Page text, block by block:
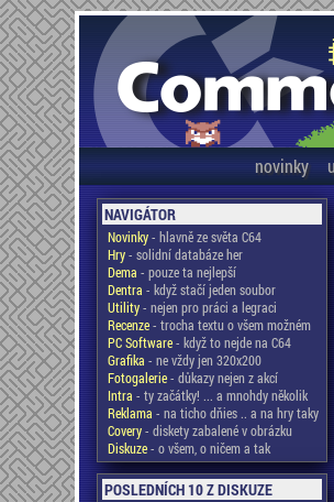
novinky
NAVIGÁTOR
Novinky- hlavně ze světa C64
Hry- solidní databáze her
Dema - pouze ta nejlepší
Dentra - když stačí jeden soubor
Utility- nejen pro práci a legraci
Recenze- trocha textu o všem možném
PC Software- když to nejde na C64
Grafika - ne vždy jen 320x200
Fotogalerie- důkazy nejen z akcí
Intra - ty začátky! ... a mnohdy několik
Reklama - na ticho dňies .. a na hry taky
Covery- diskety zabalené v obrázku
Diskuze- o všem, o ničem a tak
POSLEDNÍCH 10 Z DISKUZE